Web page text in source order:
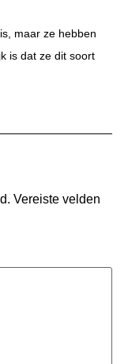
maar ze hebben
is dat ze dit soort
Vereiste velden